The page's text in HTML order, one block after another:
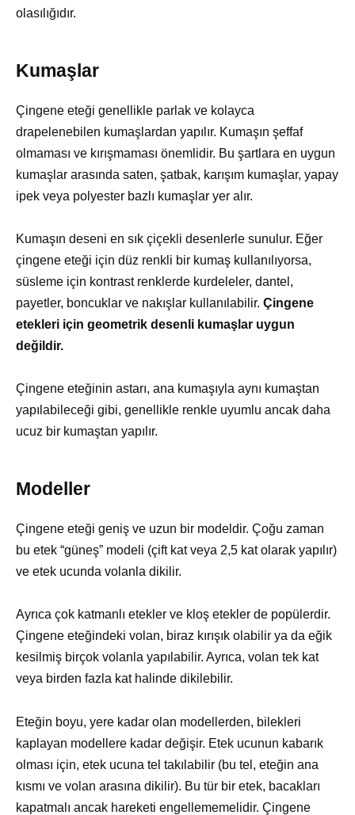
olasılığıdır.
Kumaşlar
Çingene eteği genellikle parlak ve kolayca
drapelenebilen kumaşlardan yapılır. Kumaşın şeffaf
olmaması ve kırışmaması önemlidir. Bu şartlara en uygun
kumaşlar arasında saten, şatbak, karışım kumaşlar, yapay
ipek veya polyester bazlı kumaşlar yer alır.
Kumaşın deseni en sık çiçekli desenlerle sunulur. Eğer
çingene eteği için düz renkli bir kumaş kullanılıyorsa,
süsleme için kontrast renklerde kurdeleler, dantel,
payetler, boncuklar ve nakışlar kullanılabilir. Çingene
etekleri için geometrik desenli kumaşlar uygun
değildir.
Çingene eteğinin astarı, ana kumaşıyla aynı kumaştan
yapılabileceği gibi, genellikle renkle uyumlu ancak daha
ucuz bir kumaştan yapılır.
Modeller
Çingene eteği geniş ve uzun bir modeldir. Çoğu zaman
bu etek “güneş” modeli (çift kat veya 2,5 kat olarak yapılır)
ve etek ucunda volanla dikilir.
Ayrıca çok katmanlı etekler ve kloş etekler de popülerdir.
Çingene eteğindeki volan, biraz kırışık olabilir ya da eğik
kesilmiş birçok volanla yapılabilir. Ayrıca, volan tek kat
veya birden fazla kat halinde dikilebilir.
Eteğin boyu, yere kadar olan modellerden, bilekleri
kaplayan modellere kadar değişir. Etek ucunun kabarık
olması için, etek ucuna tel takılabilir (bu tel, eteğin ana
kısmı ve volan arasına dikilir). Bu tür bir etek, bacakları
kapatmalı ancak hareketi engellememelidir. Çingene